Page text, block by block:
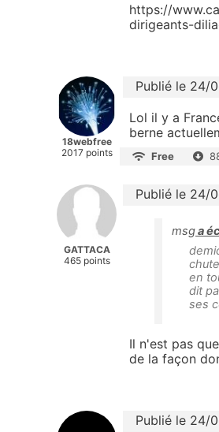
https://
dirigeants-
18webfree
2017 points
Publié le 24/
Lol il y a
berne
Free
GATTACA
465 points
Publié le 24/
msga
en
dit
ses
Il n'est pas
de la façon
Publié le 24/